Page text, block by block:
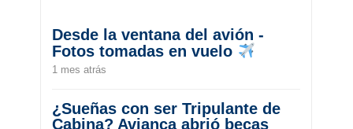
Desde la ventana del avión -
Fotos tomadas en vuelo
1 mes atrás
¿Sueñas con ser Tripulante de
Cabina? Avianca abrió becas